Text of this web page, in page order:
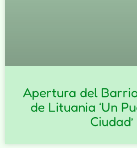
Apertura del
de Lituania ‘Un
Ciudad’